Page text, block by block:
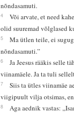
nõndasamuti.
4
Või arvate, et need
olid suuremad võlglased
5
Ma ütlen teile, ei
nõndasamuti.”
6
Ja Jeesus rääkis selle
viinamäele. Ja ta tuli
7
Siis ta ütles viinamäe
viigipuult vilja otsimas,
8
Aga aednik vastas: